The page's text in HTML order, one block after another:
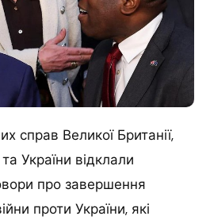
справ Великої Британії,
України відклали
про завершення
проти України, які